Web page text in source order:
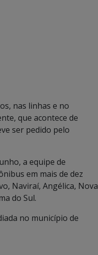
nas linhas e no
que acontece de
ser pedido pelo
a equipe de
em mais de dez
Naviraí, Angélica, Nova
do Sul.
no município de